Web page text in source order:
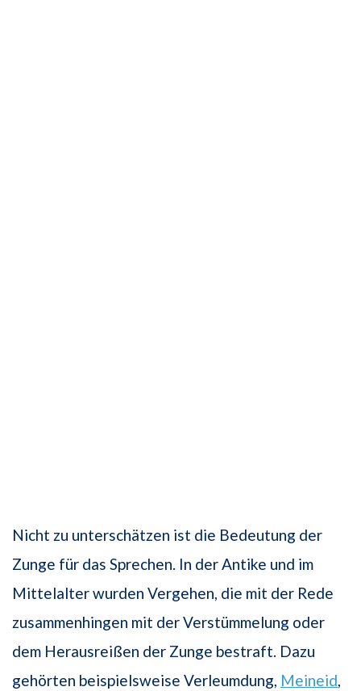
Nicht zu unterschätzen ist die Bedeutung der
Zunge für das Sprechen. In der Antike und im
Mittelalter wurden Vergehen, die mit der Rede
zusammenhingen mit der Verstümmelung oder
dem Herausreißen der Zunge bestraft. Dazu
gehörten beispielsweise Verleumdung, Meineid,